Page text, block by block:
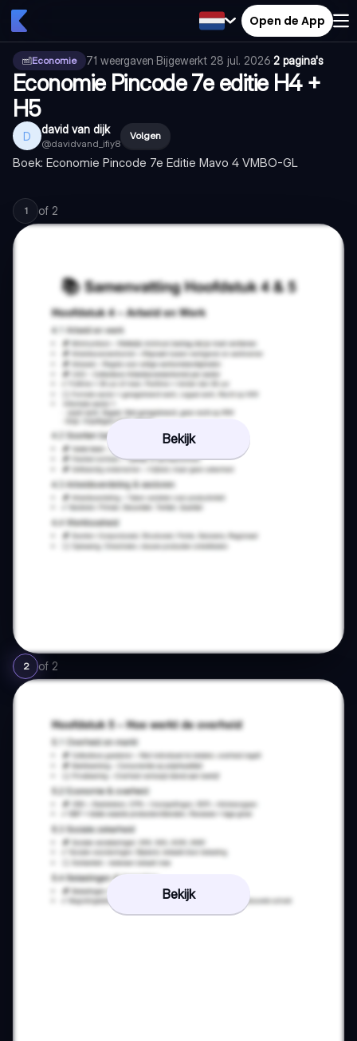
Open de App
Economie 71 weergaven·Bijgewerkt 28 jul. 2026·2 pagina's
Economie Pincode 7e editie H4 +
H5
D david van dijk
@davidvand_ifiy8
Volgen
Boek: Economie Pincode 7e Editie Mavo 4 VMBO-GL
1 of 2
Bekijk
2 of 2
Bekijk